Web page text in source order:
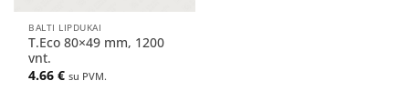
BALTI LIPDUKAI
T.Eco 80×49 mm, 1200
vnt.
4.66€ su PVM.